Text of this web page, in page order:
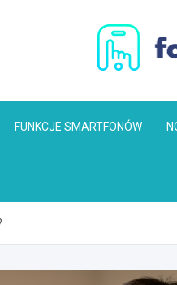
FUNKCJE SMARTFONÓW